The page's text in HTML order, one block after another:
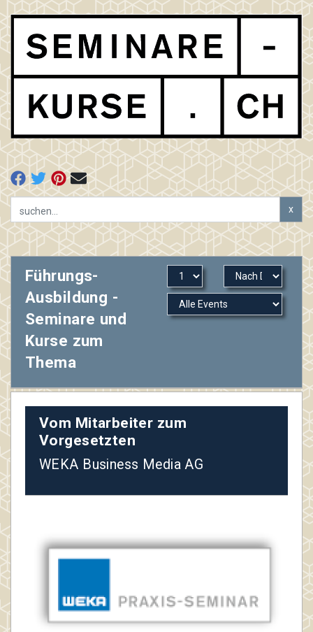
x
Führungs-
Ausbildung -
Seminare und
Kurse zum
Thema
Vom Mitarbeiter zum
Vorgesetzten
WEKA Business Media AG